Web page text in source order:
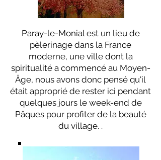
Paray-le-Monial est un lieu de
pèlerinage dans la France
moderne, une ville dont la
spiritualité a commencé au Moyen-
Âge, nous avons donc pensé qu'il
était approprié de rester ici pendant
quelques jours le week-end de
Pâques pour profiter de la beauté
du village. .